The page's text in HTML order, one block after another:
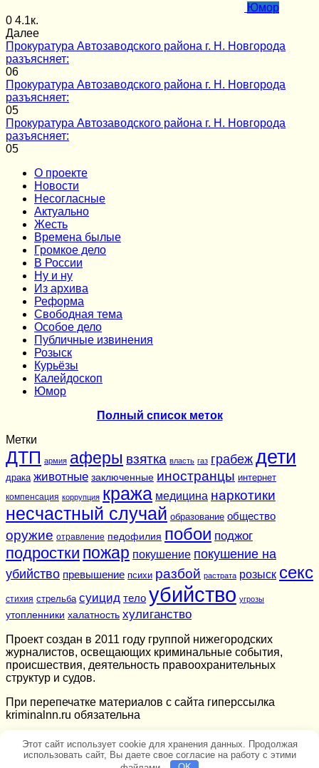
Юмор
0 4.1к.
Далее
Прокуратура Автозаводского района г. Н. Новгорода
разъясняет:
06
Прокуратура Автозаводского района г. Н. Новгорода
разъясняет:
05
Прокуратура Автозаводского района г. Н. Новгорода
разъясняет:
05
О проекте
Новости
Несогласные
Актуально
Жесть
Времена былые
Громкое дело
В России
Ну и ну
Из архива
Реформа
Cвободная тема
Особое дело
Публичные извинения
Розыск
Курьёзы
Калейдоскоп
Юмор
Полный список меток
Метки
ДТП армия аферы взятка власть газ грабеж дети
драка животные заключенные иностранцы интернет
компенсация коррупция кража медицина наркотики
несчастный случай образование общество
оружие отравление педофилия побои поджог
подростки пожар покушение покушение на
убийство превышение психи разбой растрата розыск секс
стихия стрельба суицид тело убийство угрозы
утопленники халатность хулиганство
Проект создан в 2011 году группой нижегородских
журналистов, освещающих криминальные события,
происшествия, деятельность правоохранительных
структур и судов.
При перепечатке материалов c сайта гиперссылка
kriminalnn.ru обязательна
Этот сайт использует cookie для хранения данных. Продолжая
использовать сайт, Вы даете свое согласие на работу с этими